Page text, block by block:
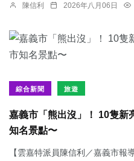
陳信利 2026年八月06日
綜合新聞 旅遊
嘉義市「熊出沒」！ 10隻新
知名景點〜
【雲嘉特派員陳信利／嘉義市報